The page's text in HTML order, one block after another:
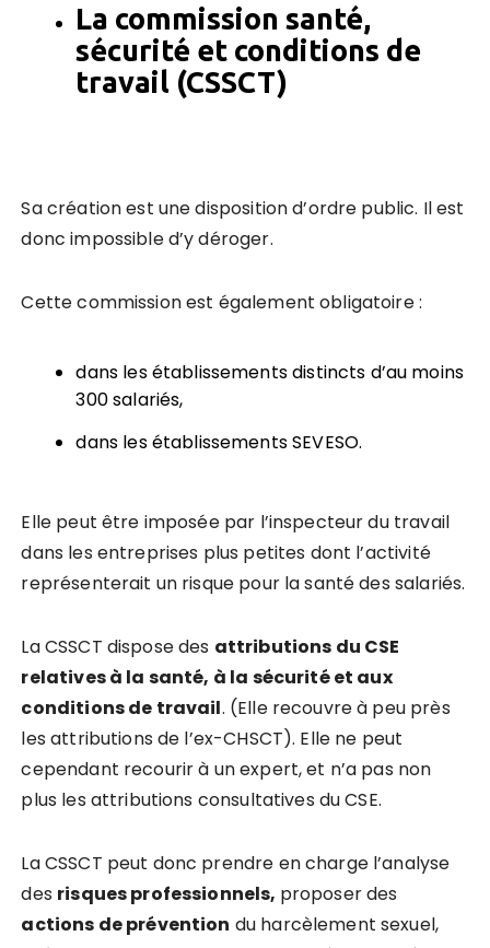
La commission santé,
sécurité et conditions de
travail (CSSCT)
Sa création est une disposition d’ordre public. Il est
donc impossible d’y déroger.
Cette commission est également obligatoire :
dans les établissements distincts d’au moins
300 salariés,
dans les établissements SEVESO.
Elle peut être imposée par l’inspecteur du travail
dans les entreprises plus petites dont l’activité
représenterait un risque pour la santé des salariés.
La CSSCT dispose des attributions du CSE
relatives à la santé, à la sécurité et aux
conditions de travail. (Elle recouvre à peu près
les attributions de l’ex-CHSCT). Elle ne peut
cependant recourir à un expert, et n’a pas non
plus les attributions consultatives du CSE.
La CSSCT peut donc prendre en charge l’analyse
des risques professionnels, proposer des
actions de prévention du harcèlement sexuel,